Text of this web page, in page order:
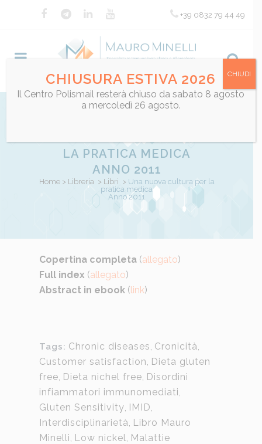
+39 0832 79 44 49
LA PRATICA MEDICA
ANNO 2011
Home> Libreria > Libri > Una nuova cultura per la
pratica medica
Anno 2011
Posted at 15:30hinLibri byMauro Minelli
Copertina completa(allegato)
Full index (allegato)
Abstract in ebook(link)
Tags: Chronic diseases Cronicità
Customer satisfaction Dieta gluten
free Dieta nichel free Disordini
infiammatori immunomediati
Gluten Sensitivity IMID
Interdisciplinarietà Libro Mauro
Minelli Low nickel
Malattie
CHIUSURA ESTIVA 2026
Il Centro Polismail resterà chiuso da sabato 8 agosto
a mercoledì 26 agosto.
CHIUDI